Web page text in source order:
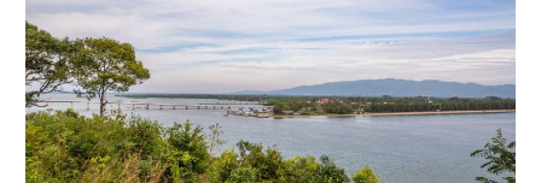
des
alentours
de
la
plage
de